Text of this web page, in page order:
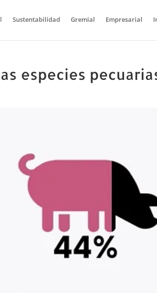
Sustentabilidad Gremial Empresarial
especies